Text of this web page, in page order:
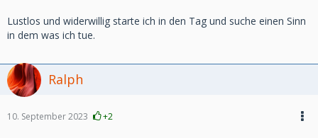
Lustlos und widerwillig starte ich in den Tag und suche einen Sinn
in dem was ich tue.
Ralph
10. September 2023 +2